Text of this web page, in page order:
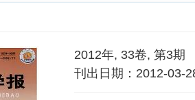
2012年, 33卷, 第3期
刊出日期：2012-03-